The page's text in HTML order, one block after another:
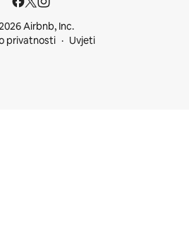
Airbnb, Inc.
privatnosti
Uvjeti